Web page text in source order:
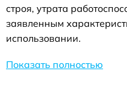
строя, утрата
заявленным
использовании.
Показать полностью